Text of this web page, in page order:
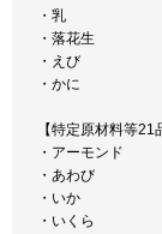
・乳
・落花生
・えび
・かに
【特定原材料等21
・アーモンド
・あわび
・いか
・いくら